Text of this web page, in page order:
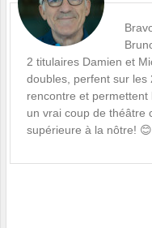
2 titulaires Damien et
doubles, perfent sur les
rencontre et
un vrai coup de théâtre
supérieure à la nôtre! 😊